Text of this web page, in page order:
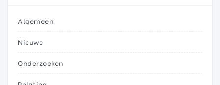
Algemeen
Nieuws
Onderzoeken